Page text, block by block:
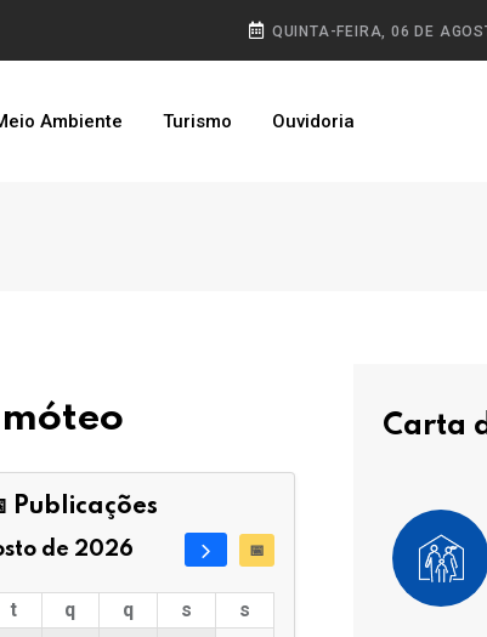
QUINTA-FEIRA, 06 DE
Ambiente Turismo Ouvidoria
Publicações
de 2026 📅
t q q s s
Carta